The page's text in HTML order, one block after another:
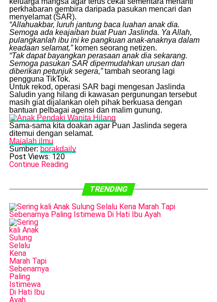
perkhabaran gembira daripada pasukan mencari dan
menyelamat (SAR).
“Allahuakbar, luruh jantung baca luahan anak dia.
Semoga ada keajaiban buat Puan Jaslinda. Ya Allah,
pulangkanlah ibu ini ke pangkuan anak-anaknya dalam
keadaan selamat,”komen seorang netizen.
“Tak dapat bayangkan perasaan anak dia sekarang.
Semoga pasukan SAR dipermudahkan urusan dan
diberikan petunjuk segera,”tambah seorang lagi
pengguna TikTok.
​Untuk rekod, operasi SAR bagi mengesan Jaslinda
Saludin yang hilang di kawasan pergunungan tersebut
masih giat dijalankan oleh pihak berkuasa dengan
bantuan pelbagai agensi dan malim gunung.
​Sama-sama kita doakan agar Puan Jaslinda segera
ditemui dengan selamat.
Majalah ilmu
Sumber: borakdaily
Post Views: 120
Continue Reading
TRENDING